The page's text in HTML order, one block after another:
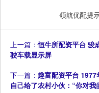
领航优配提
上一篇：恒牛所配资平台 骏
驶车载显示屏
下一篇： 趣富配资平台
自己给了农村小伙：“你对我